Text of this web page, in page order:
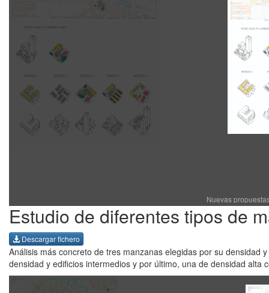
Nuevas
Estudio de diferentes tipos de
Descargar fichero
Análisis más concreto de tres manzanas elegidas por su densidad
densidad y edificios intermedios y por último, una de densidad alta